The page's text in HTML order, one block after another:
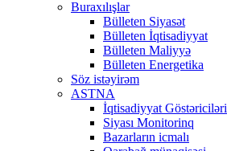
Buraxılışlar
Bülleten Siyasət
Bülleten İqtisadiyyat
Bülleten Maliyyə
Bülleten Energetika
Söz istəyirəm
ASTNA
İqtisadiyyat Göstəriciləri
Siyası Monitorinq
Bazarların icmalı